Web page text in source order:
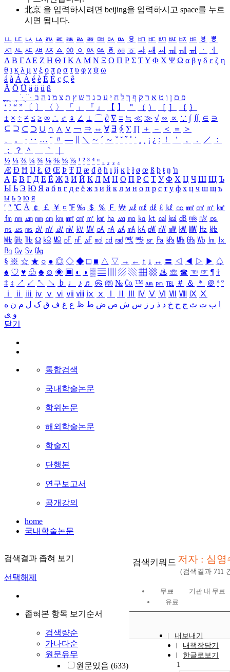
北京 을 입력하시려면 beijing을 입력하시고 space를 누르
시면 됩니다.
ㅥ ㅦ ㅧ ㅨ ㅩ ㅪ ㅫ ㅬ ㅭ ㅮ ㅯ ㅰ ㅱ ㅲ ㅳ ㅴ ㅵ ㅶ ㅷ ㅸ
ㅹ
ㅺ ㅻ ㅼ ㅽ ㅾ ㅿ ㆀ ㆁ ㆂ ㆃ ㆄ ㆅ ㆆ ㆇ ㆈ ㆉ ㆊ ㆋ ㆌ ㆍ
ㆎ
Α Β ΓΔ Ε Ζ Η Θ Ι ΚΛ Μ Ν Ξ Ο Π Ρ Σ ΤΥ Φ Χ Ψ Ω α β γ δ ε ζ η
θ ι κ λ μ ν ξ ο π ρ σ τ υ φ χ ψ ω
á à Á À é è É È ç Ç ê
Ä Ö Ü ä ö ü ß
ִֶֹ ֻּ ׁׂ פ ם ן ו ט א ר ק ף ך ל ח י ע כ ג ד ש ץ ת צ מ נ ה ב
‘ ’ “ ” 〔 〕 〈 〉 「 」 『 』 【 】 ＂ （ ） ［ ］ ｛ ｝
± × ÷ ≠ ≤ ≥ ∞ ∴ ♂ ♀ ∠ ⊥ ⌒ ∂ ∇ ≡ ≒ ≪ ≫ √ ∽ ∝ ∵ ∫ ∬ ∈ ∋
⊆ ⊇ ⊂ ⊃ ∪ ∩ ∧ ∨ ￢ ⇒ ⇔ ∀ ∃ ∮ ∑ ∏ ＋ － ＜ ＝
＞
、
。 · ‥ … ¨ 〃 ― ＼ ∼ ´ ～ ˇ ˘ ˝ ˚ ˙ ¸ ¡ ¿ ː ！ ＇ ， ． ／
：
；
？ ＾ ｀
½ ⅓ ⅔ ¼ ¾ ⅛ ⅜ ⅝ ⅞ ¹ ² ³ ⁴ ⁿ ₁ ₂ ₃ ₄
Æ Ð Ħ Ĳ Ł Ø Œ Þ Ŧ Ŋ æ đ ð ħ ı ĳ ĸ ŀ ł ø œ ß þ ŧ ŋ ŉ
А Б В Г Д Е Ё Ж З И Й К Л М Н О П Р С Т У Ф Х Ц Ч Ш Щ Ъ
Ы Ь Э Ю Я а б в г д е ё ж з и й к л м н о п р с т у ф х ц ч ш щ ъ
ы ь э ю я
′ ″ ℃ Å ￠ ￡ ￥ ¤ ℉ ‰ ＄ ％ Ｆ ￦ ㎕ ㎖ ㎗ ℓ ㎘ ㏄ ㎣ ㎤ ㎥ ㎦
㎙ ㎚ ㎛ ㎜ ㎝ ㎞ ㎟ ㎠ ㎡ ㎢ ㏊ ㎍ ㎎ ㎏ ㏏ ㎈ ㎉ ㏈ ㎧ ㎨ ㎰
㎱ ㎲ ㎳ ㎴ ㎵ ㎶ ㎷ ㎸ ㎹ ㎀ ㎁ ㎂ ㎃ ㎄ ㎺ ㎻ ㎽ ㎾ ㎿ ㎐ ㎑
㎒ ㎓ ㎔ Ω ㏀ ㏁ ㎊ ㎋ ㎌ ㏖ ㏅ ㎭ ㎮ ㎯ ㏛ ㎩ ㎪ ㎫ ㎬ ㏝ ㏐
㏓
㏃ ㏉ ㏜ ㏆
§ ※ ☆ ★ ○ ● ◎ ◇ ◆ □ ■ △ ▽ → ← ↑ ↓ ↔ 〓 ◁ ◀ ▷ ▶ ♤
♠ ♡ ♥ ♧ ♣ ⊙ ◈ ▣ ◐ ◑ ▒ ▤ ▨ ▧ ▦ ▩ ♨ ☏ ☎ ☜ ☞ ¶ †
‡ ↕ ↗ ↙ ↖ ↘ ♭ ♩ ♪ ♬ ㉿ ㈜ № ㏇ ™ ㏂ ㏘ ℡ ＃ ＆ ＊ ＠ ª º
ⅰ
ⅱ ⅲ ⅳ ⅴ ⅵ ⅶ ⅷ ⅸ ⅹ Ⅳ Ⅴ Ⅵ Ⅶ Ⅷ Ⅸ Ⅹ
ب ت ث ج ح خ د ذ ر ز س ش ص ض ط ظ ع غ ف ق ک ل م ن ه
و ی
닫기
통합검색
국내학술논문
학위논문
해외학술논문
학술지
단행본
연구보고서
공개강의
home
국내학술논문
검색결과 좁혀 보기
선택해제
좁혀본 항목 보기순서
검색량순
가나다순
원문유무
원문있음 (633)
검색키워드 저자 : 심영
(검색결과 711
무료
기관 내 무료
유료
내보내기
내책장담기
한글로보기
1